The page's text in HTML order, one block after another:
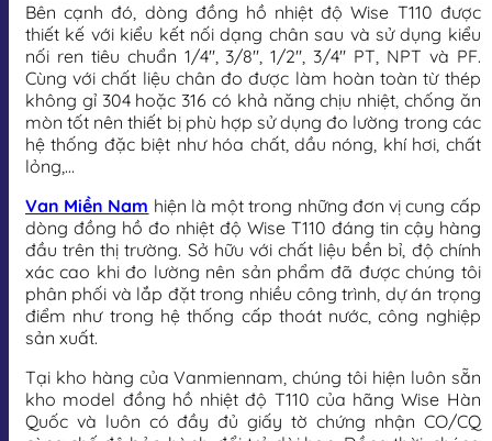
Bên cạnh đó, dòng đồng hồ nhiệt độ Wise T110 được
thiết kế với kiểu kết nối dạng chân sau và sử dụng kiểu
nối ren tiêu chuẩn 1/4″, 3/8″, 1/2″, 3/4″ PT, NPT và PF.
Cùng với chất liệu chân đo được làm hoàn toàn từ thép
không gỉ 304 hoặc 316 có khả năng chịu nhiệt, chống ăn
mòn tốt nên thiết bị phù hợp sử dụng đo lường trong các
hệ thống đặc biệt như hóa chất, dầu nóng, khí hơi, chất
lỏng,…
Van Miền Nam hiện là một trong những đơn vị cung cấp
dòng đồng hồ đo nhiệt độ Wise T110 đáng tin cậy hàng
đầu trên thị trường. Sở hữu với chất liệu bền bỉ, độ chính
xác cao khi đo lường nên sản phẩm đã được chúng tôi
phân phối và lắp đặt trong nhiều công trình, dự án trọng
điểm như trong hệ thống cấp thoát nước, công nghiệp
sản xuất.
Tại kho hàng của Vanmiennam, chúng tôi hiện luôn sẵn
kho model đồng hồ nhiệt độ T110 của hãng Wise Hàn
Quốc và luôn có đầy đủ giấy tờ chứng nhận CO/CQ